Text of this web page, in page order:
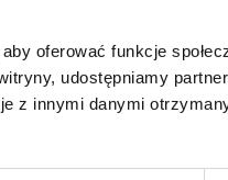
oferować funkcje
udostępniamy
z innymi danymi